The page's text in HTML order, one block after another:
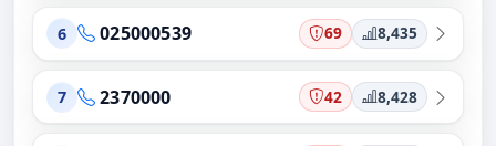
6 025000539 69 8,435
7 2370000 42 8,428